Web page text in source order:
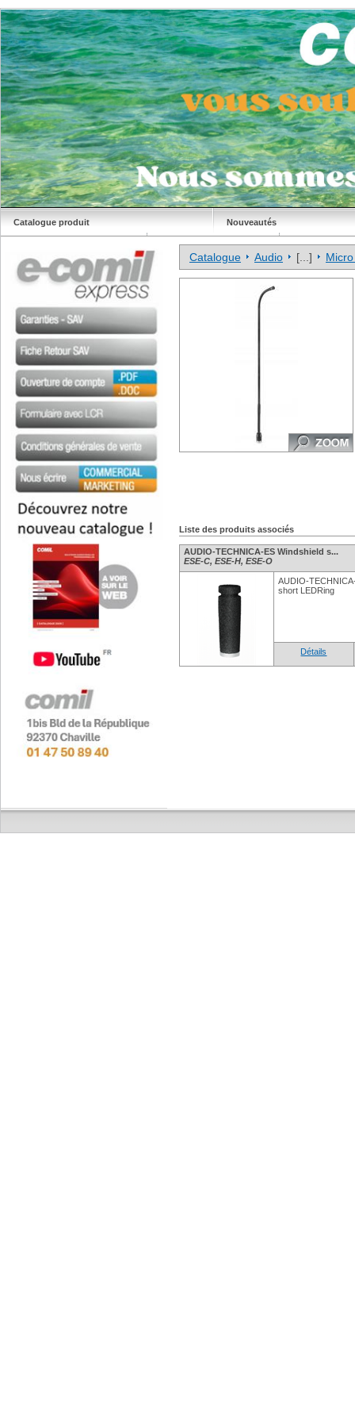
Catalogue produit Nouveautés
Site Comil
Catalogue Audio [...]
Liste des produits associés
AUDIO-TECHNICA-ES Windshield s...
ESE-C, ESE-H, ESE-O
AUDIO-
short LEDRing
Détails